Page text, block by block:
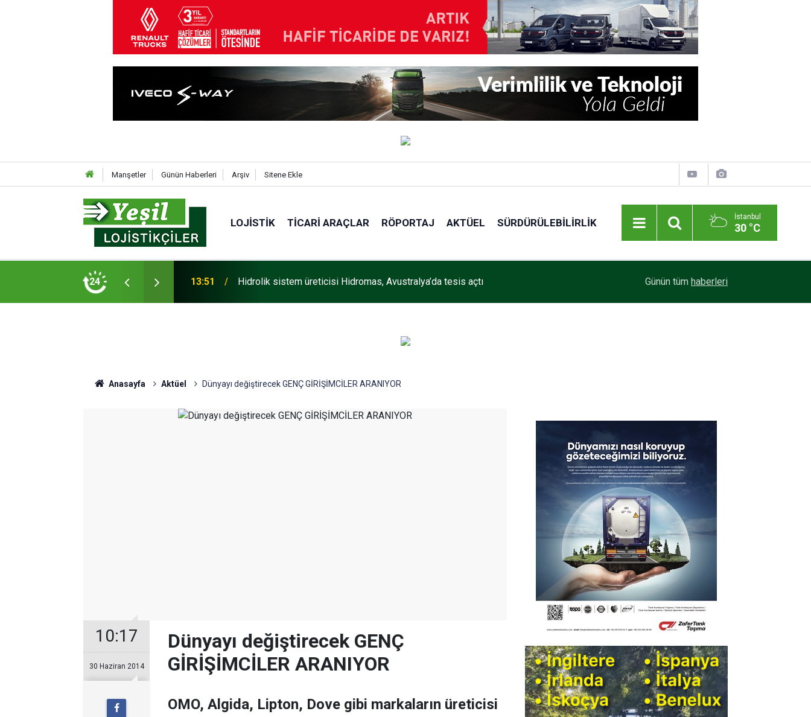
Manşetler Günün Haberleri Arşiv Sitene Ekle
LOJISTIK TICARI ARAÇLAR RÖPORTAJ AKTÜEL SÜRDÜRÜLEBILIRLIK İstanbul
30 °C
24
Yeni Nesil Kabin Projesine Yönelik
13:51 Hidrolik sistem üreticisi Hidromas, Avustralya’da tesis açtı
C-GUARD’ı tanıttı
Günün tüm haberleri
Anasayfa Aktüel Dünyayı değiştirecek GENÇ GİRİŞİMCİLER ARANIYOR
10:17
30 Haziran 2014
Dünyayı değiştirecek GENÇ
GİRİŞİMCİLER ARANIYOR
OMO, Algida, Lipton, Dove gibi markaların üreticisi